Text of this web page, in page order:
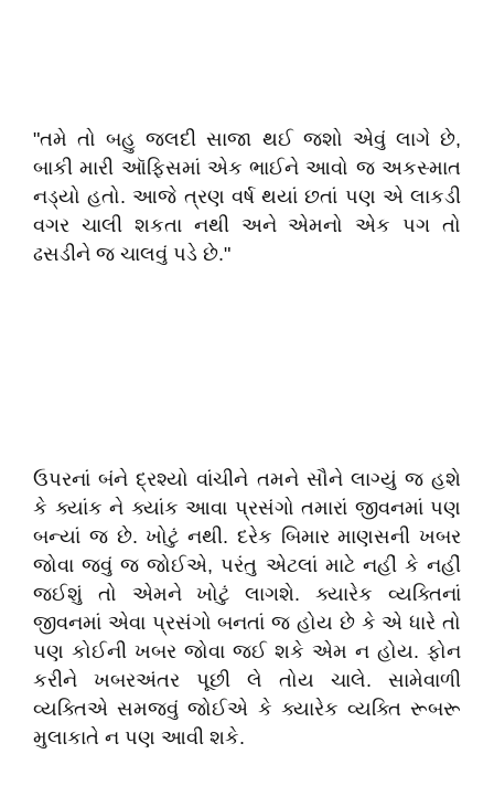
"તમે તો બહુ જલદી સાજા થઈ જશો એવું લાગે છે,
બાકી મારી ઑફિસમાં એક ભાઈને આવો જ અકસ્માત
નડ્યો હતો. આજે ત્રણ વર્ષ થયાં છતાં પણ એ લાકડી
વગર ચાલી શકતા નથી અને એમનો એક પગ તો
ઢસડીને જ ચાલવું પડે છે."
ઉપરનાં બંને દ્રશ્યો વાંચીને તમને સૌને લાગ્યું જ હશે
કે ક્યાંક ને ક્યાંક આવા પ્રસંગો તમારાં જીવનમાં પણ
બન્યાં જ છે. ખોટું નથી. દરેક બિમાર માણસની ખબર
જોવા જવું જ જોઈએ, પરંતુ એટલાં માટે નહીં કે નહીં
જઈશું તો એમને ખોટું લાગશે. ક્યારેક વ્યક્તિનાં
જીવનમાં એવા પ્રસંગો બનતાં જ હોય છે કે એ ધારે તો
પણ કોઈની ખબર જોવા જઈ શકે એમ ન હોય. ફોન
કરીને ખબરઅંતર પૂછી લે તોય ચાલે. સામેવાળી
વ્યક્તિએ સમજવું જોઈએ કે ક્યારેક વ્યક્તિ રૂબરૂ
મુલાકાતે ન પણ આવી શકે.